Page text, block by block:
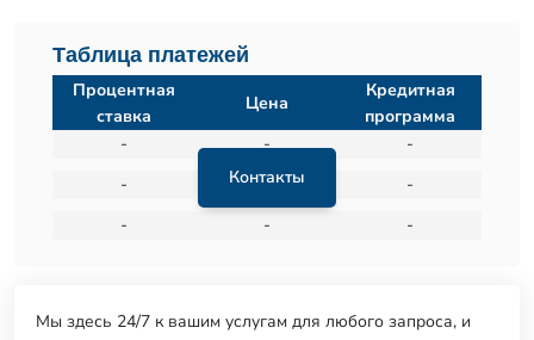
Таблица платежей
Контакты
Процентная
ставка
Цена
Кредитная
программа
-
-
-
-
-
-
-
- -
Мы здесь 24/7 к вашим услугам для любого запроса, и